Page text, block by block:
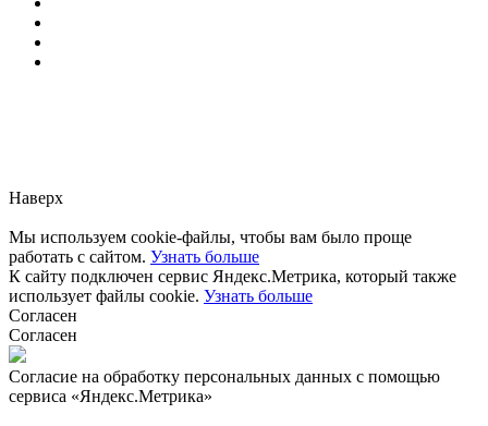
Наверх
Мы используем cookie-файлы, чтобы вам было проще
работать с сайтом. Узнать больше
К сайту подключен сервис Яндекс.Метрика, который также
использует файлы cookie. Узнать больше
Согласен
Согласен
Согласие на обработку персональных данных с помощью
сервиса «Яндекс.Метрика»